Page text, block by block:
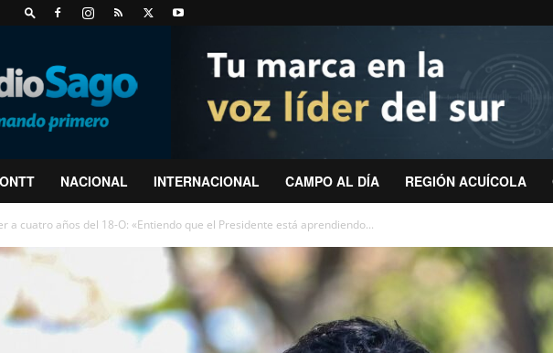
NACIONAL INTERNACIONAL CAMPO AL DÍA REGIÓN ACUÍCOLA
a cuatro años del 18-O: «Entiendo que el Presidente está aprendiendo...